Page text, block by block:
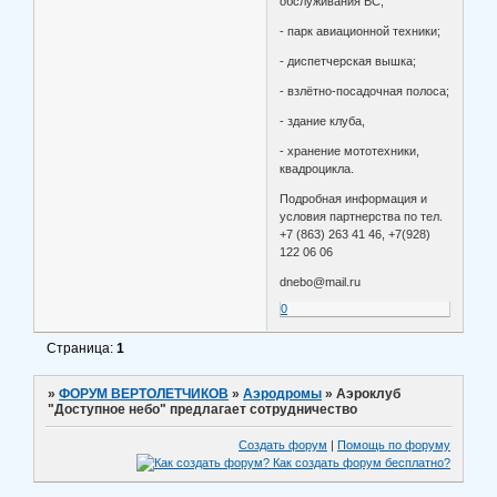
- парк авиационной техники;
- диспетчерская вышка;
- взлётно-посадочная полоса;
- здание клуба,
- хранение мототехники,
квадроцикла.
Подробная информация и
условия партнерства по тел.
+7 (863) 263 41 46, +7(928)
122 06 06
dnebo@mail.ru
0
Страница:1
»ФОРУМ ВЕРТОЛЕТЧИКОВ »Аэродромы »Аэроклуб
"Доступное небо" предлагает сотрудничество
Создать форум | Помощь по форуму